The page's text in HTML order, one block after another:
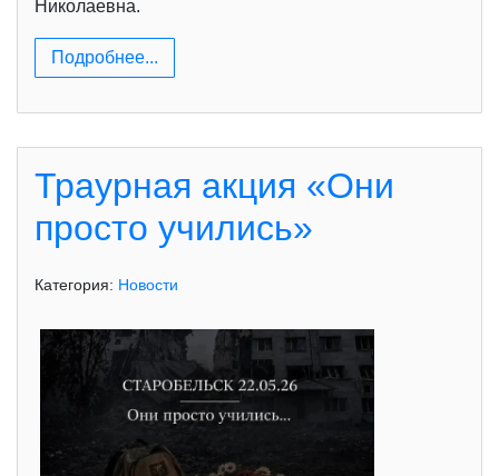
Николаевна.
Подробнее...
Траурная акция «Они
просто учились»
Категория: Новости